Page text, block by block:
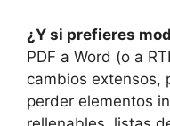
¿Y si prefieres
PDF a Word (o a
cambios extensos,
perder elementos